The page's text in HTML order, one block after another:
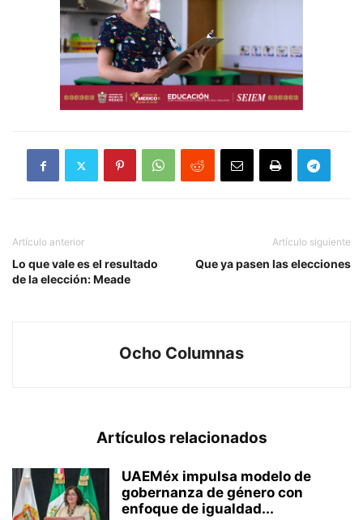
Artículo anterior
Lo que vale es el resultado
de la elección: Meade
Artículo siguiente
Que ya pasen las elecciones
Ocho Columnas
Artículos relacionados
UAEMéx impulsa modelo de
gobernanza de género con
enfoque de igualdad...